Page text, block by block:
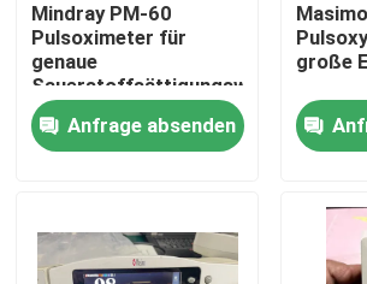
Zu Hause
Videos
Mindray PM-60
Pulsoximeter für
genaue
Sauerstoffsättigungswerte
Anfrage absenden
große